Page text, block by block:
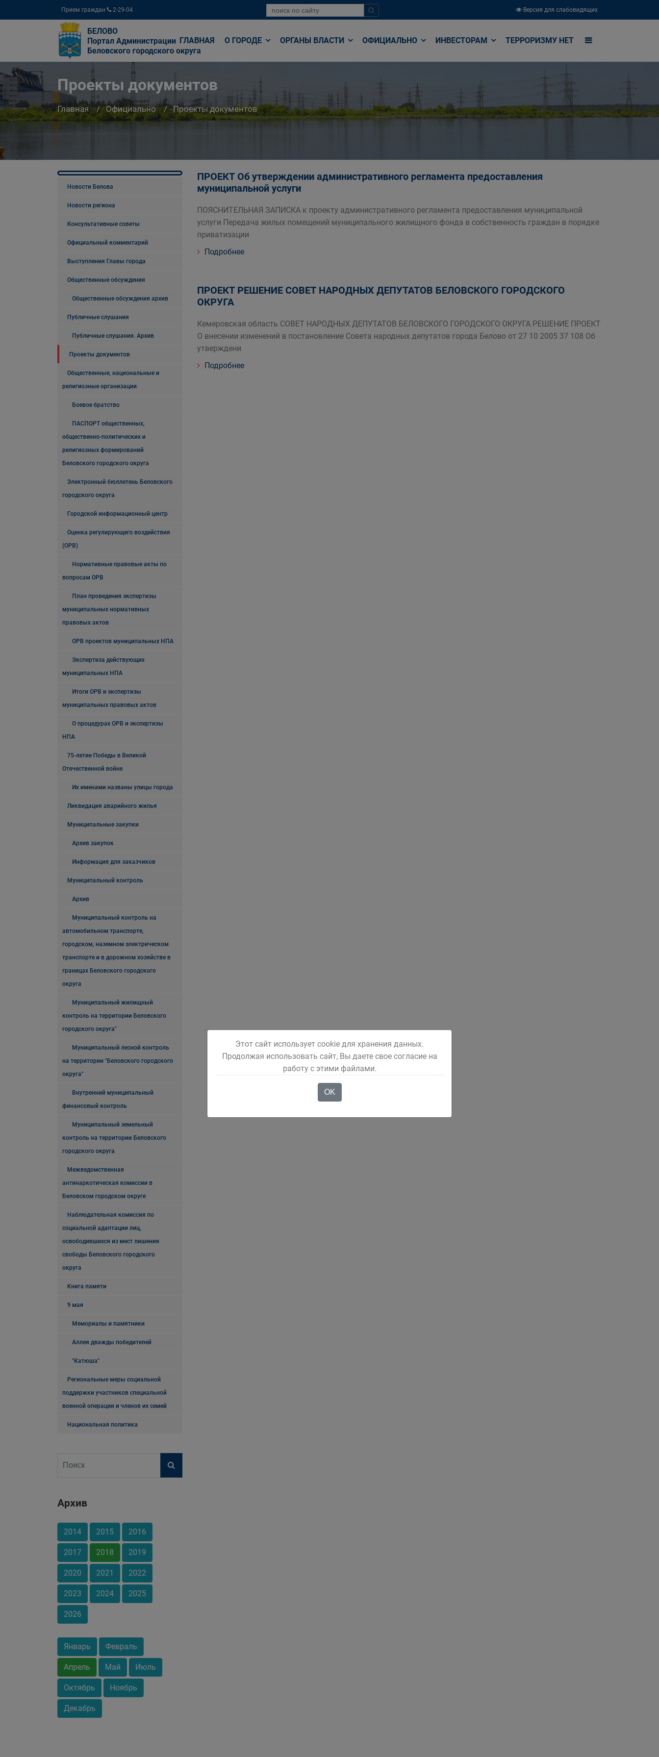
Прием граждан 2-29-04 Версия для слабовидящих
БЕЛОВО
Портал Администрации
Беловского городского округа
ГЛАВНАЯ О ГОРОДЕ ОРГАНЫ ВЛАСТИ ОФИЦИАЛЬНО ИНВЕСТОРАМ ТЕРРОРИЗМУ НЕТ
Проекты документов
Главная Официально Проекты документов
Новости Белова
Новости региона
Консультативные советы
Официальный комментарий
Выступления Главы города
Общественные обсуждения
Общественные обсуждения архив
Публичные слушания
Публичные слушания. Архив
Проекты документов
Общественные, национальные и
религиозные организации
Боевое братство
ПАСПОРТ общественных,
общественно-политических и
религиозных формирований
Беловского городского округа
Электронный бюллетень Беловского
городского округа
Городской информационный центр
Оценка регулирующего воздействия
(ОРВ)
Нормативные правовые акты по
вопросам ОРВ
План проведения экспертизы
муниципальных нормативных
правовых актов
ОРВ проектов муниципальных НПА
Экспертиза действующих
муниципальных НПА
Итоги ОРВ и экспертизы
муниципальных правовых актов
О процедурах ОРВ и экспертизы
НПА
75-летие Победы в Великой
Отечественной войне
Их именами названы улицы города
Ликвидация аварийного жилья
Муниципальные закупки
Архив закупок
Информация для заказчиков
Муниципальный контроль
Архив
Муниципальный контроль на
автомобильном транспорте,
городском, наземном электрическом
транспорте и в дорожном хозяйстве в
границах Беловского городского
округа
Муниципальный жилищный
контроль на территории Беловского
городского округа"
Муниципальный лесной контроль
на территории "Беловского городского
округа"
Внутренний муниципальный
финансовый контроль
Муниципальный земельный
контроль на территории Беловского
городского округа
Межведомственная
антинаркотическая комиссии в
Беловском городском округе
Наблюдательная комиссия по
социальной адаптации лиц,
освободившихся из мест лишения
свободы Беловского городского
округа
Книга памяти
9 мая
Мемориалы и памятники
Аллея дважды победителей
"Катюша"
Региональные меры социальной
поддержки участников специальной
военной операции и членов их семей
Национальная политика
Архив
2014 2015 2016
2017 2018 2019
2020 2021 2022
2023 2024 2025
2026
Январь Февраль
Апрель Май Июль
Октябрь Ноябрь
Декабрь
ПРОЕКТ Об утверждении административного регламента предоставления
муниципальной услуги
ПОЯСНИТЕЛЬНАЯ ЗАПИСКА к проекту административного регламента предоставления муниципальной
услуги Передача жилых помещений муниципального жилищного фонда в собственность граждан в порядке
приватизации
Подробнее
ПРОЕКТ РЕШЕНИЕ СОВЕТ НАРОДНЫХ ДЕПУТАТОВ БЕЛОВСКОГО ГОРОДСКОГО
ОКРУГА
Кемеровская область СОВЕТ НАРОДНЫХ ДЕПУТАТОВ БЕЛОВСКОГО ГОРОДСКОГО ОКРУГА РЕШЕНИЕ ПРОЕКТ
О внесении изменений в постановление Совета народных депутатов города Белово от 27 10 2005 37 108 Об
утверждени
Подробнее
Этот сайт использует cookie для хранения данных.
Продолжая использовать сайт, Вы даете свое согласие на
работу с этими файлами.
OK